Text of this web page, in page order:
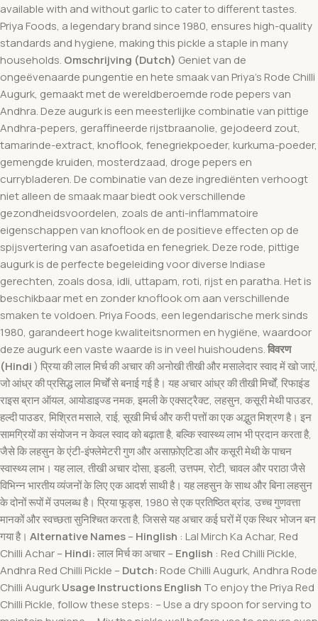
available with and without garlic to cater to different tastes.
Priya Foods, a legendary brand since 1980, ensures high-quality
standards and hygiene, making this pickle a staple in many
households. Omschrijving (Dutch) Geniet van de
ongeëvenaarde pungentie en hete smaak van Priya’s Rode Chilli
Augurk, gemaakt met de wereldberoemde rode pepers van
Andhra. Deze augurk is een meesterlijke combinatie van pittige
Andhra-pepers, geraffineerde rijstbraanolie, gejodeerd zout,
tamarinde-extract, knoflook, fenegriekpoeder, kurkuma-poeder,
gemengde kruiden, mosterdzaad, droge pepers en
currybladeren. De combinatie van deze ingrediënten verhoogt
niet alleen de smaak maar biedt ook verschillende
gezondheidsvoordelen, zoals de anti-inflammatoire
eigenschappen van knoflook en de positieve effecten op de
spijsvertering van asafoetida en fenegriek. Deze rode, pittige
augurk is de perfecte begeleiding voor diverse Indiase
gerechten, zoals dosa, idli, uttapam, roti, rijst en paratha. Het is
beschikbaar met en zonder knoflook om aan verschillende
smaken te voldoen. Priya Foods, een legendarische merk sinds
1980, garandeert hoge kwaliteitsnormen en hygiëne, waardoor
deze augurk een vaste waarde is in veel huishoudens.विवरण
(Hindi) प्रिया की लाल मिर्च की अचार की अनोखी तीखी और मसालेदार स्वाद में खो जाएं,
जो आंध्र की प्रसिद्ध लाल मिर्चों से बनाई गई है। यह अचार आंध्र की तीखी मिर्चों, रिफाइंड
राइस ब्रान ऑयल, आयोडाइज्ड नमक, इमली के एक्सट्रैक्ट, लहसुन, कसूरी मेथी पाउडर,
हल्दी पाउडर, मिश्रित मसाले, राई, सूखी मिर्च और करी पत्तों का एक अद्भुत मिश्रण है। इन
सामग्रियों का संयोजन न केवल स्वाद को बढ़ाता है, बल्कि स्वास्थ्य लाभ भी प्रदान करता है,
जैसे कि लहसुन के एंटी-इंफ्लेमेटरी गुण और असाफ़ोएटिडा और कसूरी मेथी के पाचन
स्वास्थ्य लाभ। यह लाल, तीखी अचार दोसा, इडली, उत्तपम, रोटी, चावल और पराठा जैसे
विभिन्न भारतीय व्यंजनों के लिए एक आदर्श साथी है। यह लहसुन के साथ और बिना लहसुन
के दोनों रूपों में उपलब्ध है। प्रिया फूड्स, 1980 से एक प्रतिष्ठित ब्रांड, उच्च गुणवत्ता
मानकों और स्वच्छता सुनिश्चित करता है, जिससे यह अचार कई घरों में एक स्थिर भोजन बन
गया है। Alternative Names–Hinglish : Lal Mirch Ka Achar, Red
Chilli Achar –Hindi:लाल मिर्च का अचार –English : Red Chilli Pickle,
Andhra Red Chilli Pickle –Dutch: Rode Chilli Augurk, Andhra Rode
Chilli AugurkUsage InstructionsEnglish To enjoy the Priya Red
Chilli Pickle, follow these steps: – Use a dry spoon for serving to